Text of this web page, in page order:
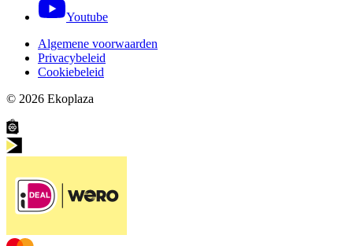
Youtube
Algemene voorwaarden
Privacybeleid
Cookiebeleid
© 2026 Ekoplaza